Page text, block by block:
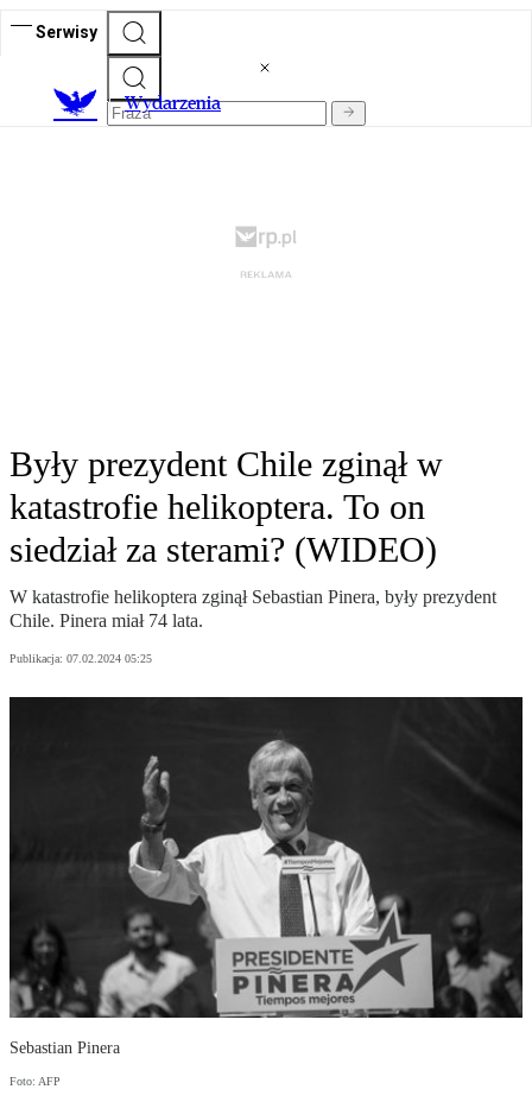
Serwisy
Wydarzenia
Były prezydent Chile zginął w
katastrofie helikoptera. To on
siedział za sterami? (WIDEO)
W katastrofie helikoptera zginął Sebastian Pinera, były prezydent
Chile. Pinera miał 74 lata.
Publikacja: 07.02.2024 05:25
Sebastian Pinera
Foto: AFP